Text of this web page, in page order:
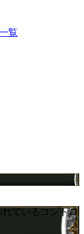
覧
ているコントロ